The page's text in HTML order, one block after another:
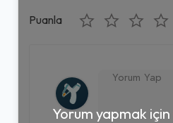
Puanla
Yorum yapmak için